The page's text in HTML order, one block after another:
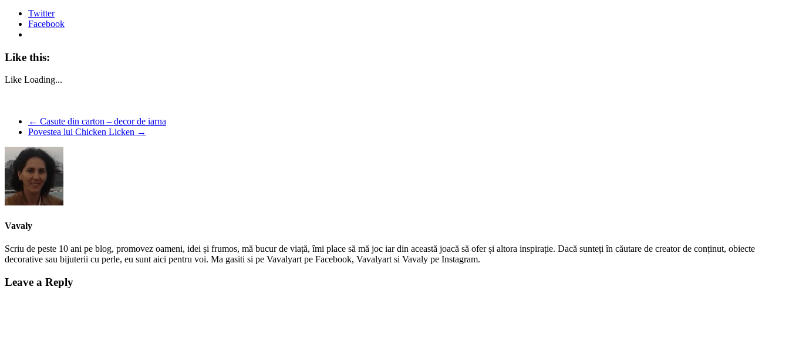
Twitter
Facebook
Like this:
Like Loading...
← Casute din carton – decor de iarna
Povestea lui Chicken Licken →
Vavaly
Scriu de peste 10 ani pe blog, promovez oameni, idei și frumos, mă bucur de viață, îmi place să mă joc iar din această joacă să ofer și altora inspirație. Dacă sunteți în căutare de creator de conținut, obiecte
decorative sau bijuterii cu perle, eu sunt aici pentru voi. Ma gasiti si pe Vavalyart pe Facebook, Vavalyart si Vavaly pe Instagram.
Leave a Reply